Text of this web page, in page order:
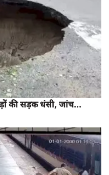
की सड़क धंसी, जांच...